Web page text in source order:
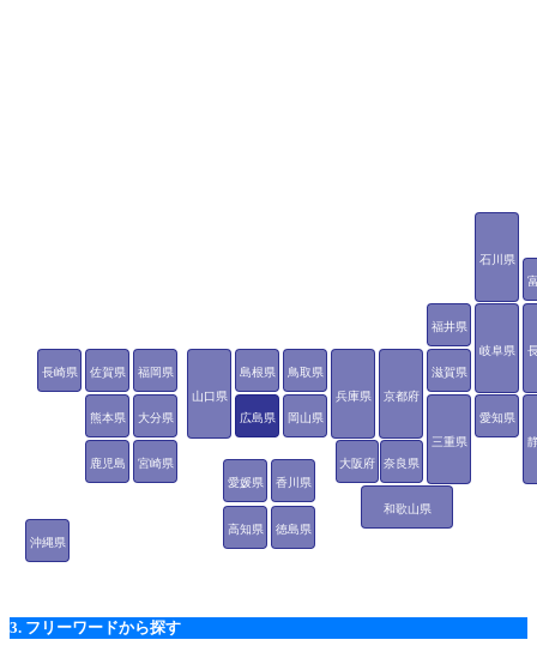
石川県
福井県
岐阜県
愛知県
三重県
滋賀県
京都府
大阪府
兵庫県
奈良県
和歌山県
鳥取県
島根県
岡山県
広島県
山口県
徳島県
香川県
愛媛県
高知県
福岡県
佐賀県
長崎県
熊本県 大分県
宮崎県
鹿児島
沖縄県
3. フリーワードから探す